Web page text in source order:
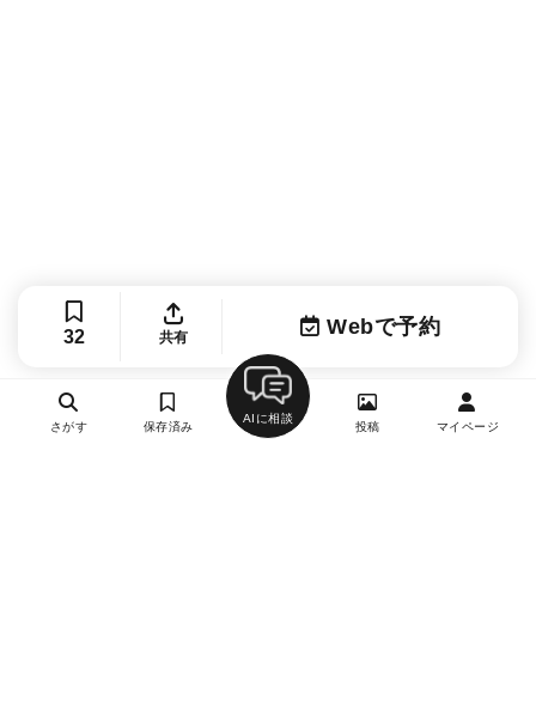
32 共有 Webで予約
さがす 保存済み
AIに相談
投稿 マイページ